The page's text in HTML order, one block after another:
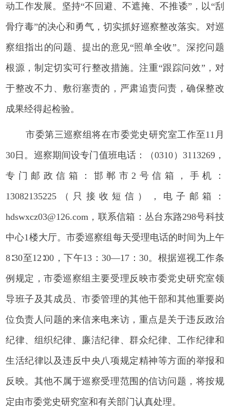
动工作发展。坚持“不回避、不遮掩、不推诿”，以“刮
骨疗毒”的决心和勇气，切实抓好巡察整改落实。对巡
察组指出的问题、提出的意见“照单全收”。深挖问题
根源，制定切实可行整改措施。注重“跟踪问效”，对
于整改不力、敷衍塞责的，严肃追责问责，确保整改
成果经得起检验。
市委第三巡察组将在市委党史研究室工作至11月
30日。巡察期间设专门值班电话：（0310）3113269，
专门邮政信箱：邯郸市2号信箱，手机：
13082135225（只接收短信），电子邮箱：
hdswxcz03@126.com，联系信箱：丛台东路298号科技
中心1楼大厅。市委巡察组每天受理电话的时间为上午
8∶30至12∶00，下午13：30—17：30。根据巡视工作条
例规定，市委巡察组主要受理反映市委党史研究室领
导班子及其成员、市委管理的其他干部和其他重要岗
位负责人问题的来信来电来访，重点是关于违反政治
纪律、组织纪律、廉洁纪律、群众纪律、工作纪律和
生活纪律以及违反中央八项规定精神等方面的举报和
反映。其他不属于巡察受理范围的信访问题，将按规
定由市委党史研究室和有关部门认真处理。